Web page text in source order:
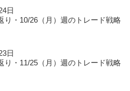
日
り・10/26（月）週のトレード戦略
日
り・11/25（月）週のトレード戦略